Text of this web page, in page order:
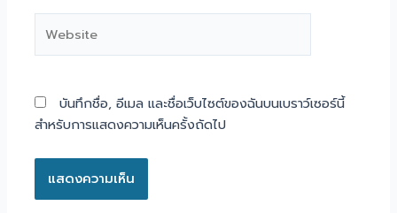
บันทึกชื่อ, อีเมล และชื่อเว็บไซต์ของฉันบนเบราว์เซอร์นี้
สำหรับการแสดงความเห็นครั้งถัดไป